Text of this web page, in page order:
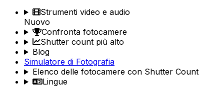
Strumenti video e audio
Nuovo
Confronta fotocamere
Shutter count più alto
Blog
Simulatore di Fotografia
Elenco delle fotocamere con Shutter Count
Lingue